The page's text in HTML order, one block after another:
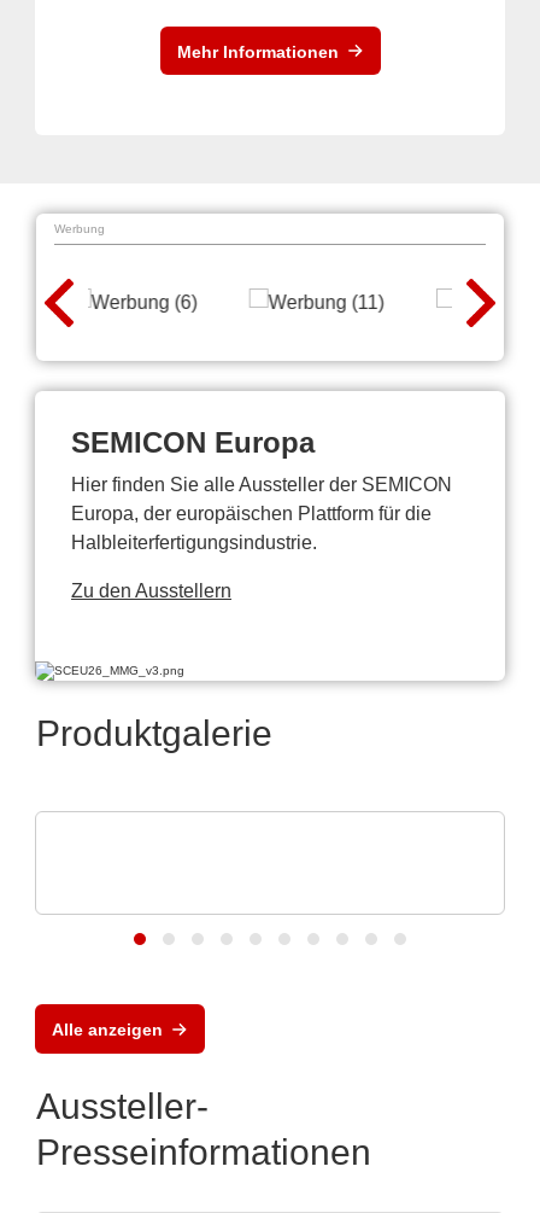
Mehr Informationen
Werbung
SEMICON Europa
Hier finden Sie alle Aussteller der SEMICON
Europa, der europäischen Plattform für die
Halbleiterfertigungsindustrie.
Zu den Ausstellern
Produktgalerie
Alle anzeigen
Aussteller-
Presseinformationen